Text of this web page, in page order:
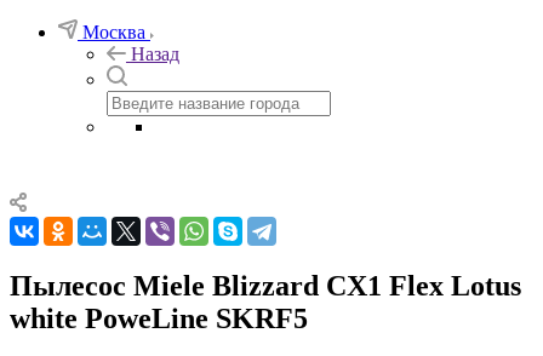
Москва
Назад
Пылесос Miele Blizzard CX1 Flex Lotus
white PoweLine SKRF5